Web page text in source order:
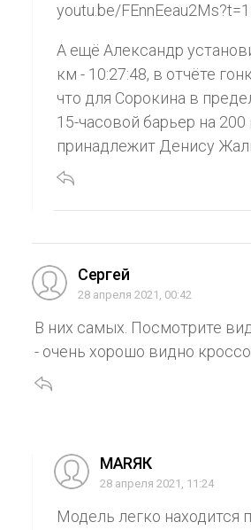
youtu.be/
А ещё Александр
км - 10:27:48, в отчёте
что для Сорокина в
15-часовой барьер на
принадлежит Денису
Сергей
28 апреля 2021, 00:42
В них самых. Посмотрите
- очень хорошо видно
МАRЯК
28 апреля 2021, 11:24
Модель легко находится